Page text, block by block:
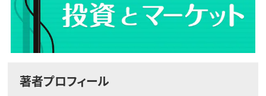
著者プロフィール